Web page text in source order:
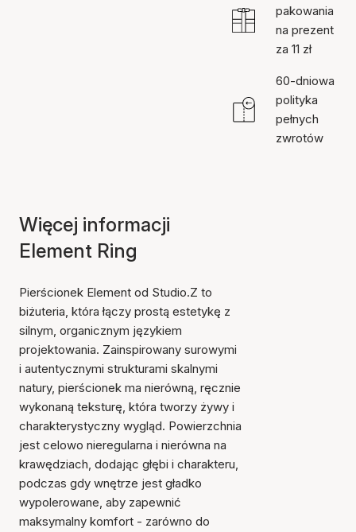
pakowania
na prezent
za 11 zł
60-dniowa
polityka
pełnych
zwrotów
Więcej informacji
Element Ring
Pierścionek Element od Studio.Z to
biżuteria, która łączy prostą estetykę z
silnym, organicznym językiem
projektowania. Zainspirowany surowymi
i autentycznymi strukturami skalnymi
natury, pierścionek ma nierówną, ręcznie
wykonaną teksturę, która tworzy żywy i
charakterystyczny wygląd. Powierzchnia
jest celowo nieregularna i nierówna na
krawędziach, dodając głębi i charakteru,
podczas gdy wnętrze jest gładko
wypolerowane, aby zapewnić
maksymalny komfort - zarówno do